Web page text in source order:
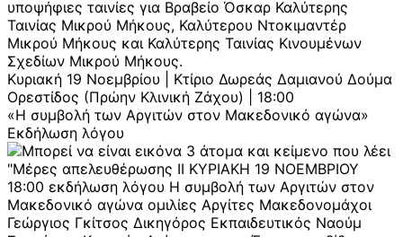
υποψήφιες ταινίες για Βραβείο Όσκαρ Καλύτερης
Ταινίας Μικρού Μήκους, Καλύτερου Ντοκιμαντέρ
Μικρού Μήκους και Καλύτερης Ταινίας Κινουμένων
Σχεδίων Μικρού Μήκους.
Κυριακή 19 Νοεμβρίου | Κτίριο Δωρεάς Δαμιανού Δούμα
Ορεστίδος (Πρώην Κλινική Ζάχου) | 18:00
«Η συμβολή των Αργιτών στον Μακεδονικό αγώνα»
Εκδήλωση λόγου